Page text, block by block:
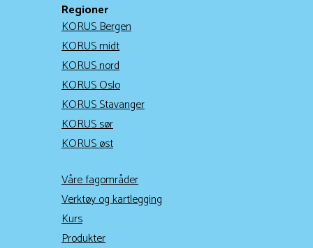
Regioner
KORUS Bergen
KORUS midt
KORUS nord
KORUS Oslo
KORUS Stavanger
KORUS sør
KORUS øst
Våre fagområder
Verktøy og kartlegging
Kurs
Produkter